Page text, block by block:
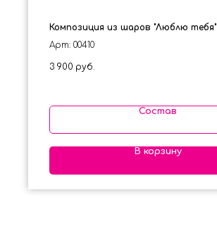
Композиция из шаров "Люблю тебя"
Арт: 00410
3 900 руб.
Состав
В корзину